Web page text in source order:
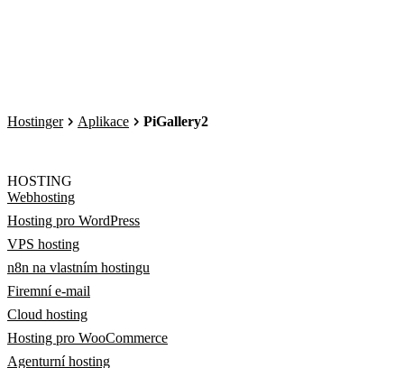
Hostinger Aplikace PiGallery2
HOSTING
Webhosting
Hosting pro WordPress
VPS hosting
n8n na vlastním hostingu
Firemní e-mail
Cloud hosting
Hosting pro WooCommerce
Agenturní hosting